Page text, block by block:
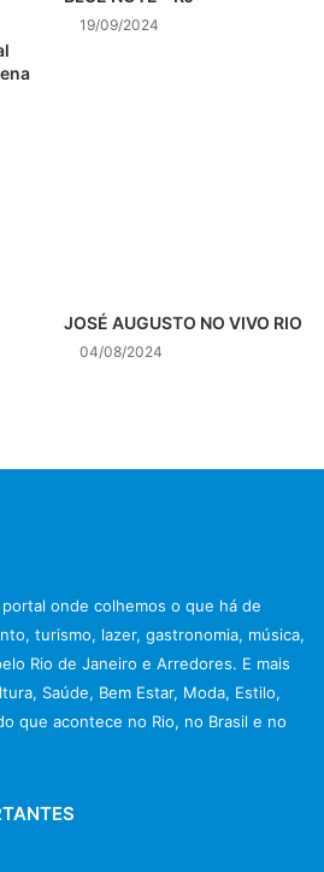
Teatro Rival
de Eventos Teatro Rival
de Shows Teatro Rival
19/09/2024
JOSÉ AUGUSTO NO VIVO RIO
04/08/2024
onde colhemos o que há de
turismo, lazer, gastronomia, música,
Rio de Janeiro e Arredores. E mais
Saúde, Bem Estar, Moda, Estilo,
que acontece no Rio, no Brasil e no